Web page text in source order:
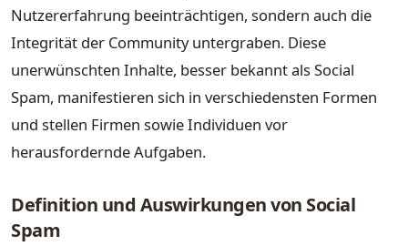
Nutzererfahrung beeinträchtigen, sondern auch die
Integrität der Community untergraben. Diese
unerwünschten Inhalte, besser bekannt als Social
Spam, manifestieren sich in verschiedensten Formen
und stellen Firmen sowie Individuen vor
herausfordernde Aufgaben.
Definition und Auswirkungen von Social
Spam